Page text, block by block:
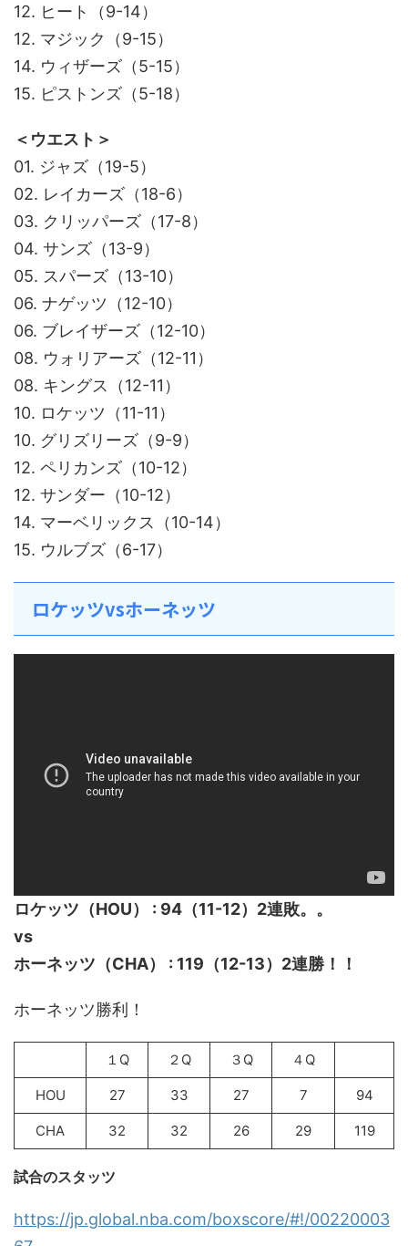
12. ヒート（9-14）
12. マジック（9-15）
14. ウィザーズ（5-15）
15. ピストンズ（5-18）
＜ウエスト＞
01. ジャズ（19-5）
02. レイカーズ（18-6）
03. クリッパーズ（17-8）
04. サンズ（13-9）
05. スパーズ（13-10）
06. ナゲッツ（12-10）
06. ブレイザーズ（12-10）
08. ウォリアーズ（12-11）
08. キングス（12-11）
10. ロケッツ（11-11）
10. グリズリーズ（9-9）
12. ペリカンズ（10-12）
12. サンダー（10-12）
14. マーベリックス（10-14）
15. ウルブズ（6-17）
ロケッツvsホーネッツ
ロケッツ（HOU） : 94（11-12）2連敗。。
vs
ホーネッツ（CHA） : 119（12-13）2連勝！！
ホーネッツ勝利！
１Q ２Q ３Q ４Q
HOU 27 33 27 7 94
CHA 32 32 26 29 119
試合のスタッツ
https://jp.global.nba.com/boxscore/#!/00220003